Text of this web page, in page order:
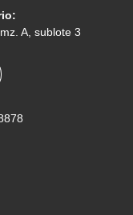
concursables
A, sublote 3